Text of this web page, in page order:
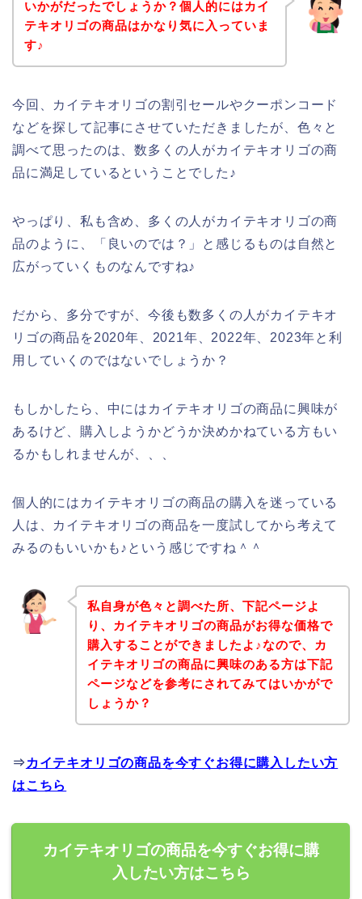
いかがだったでしょうか？個人的にはカイ
テキオリゴの商品はかなり気に入っていま
す♪
今回、カイテキオリゴの割引セールやクーポンコード
などを探して記事にさせていただきましたが、色々と
調べて思ったのは、数多くの人がカイテキオリゴの商
品に満足しているということでした♪
やっぱり、私も含め、多くの人がカイテキオリゴの商
品のように、「良いのでは？」と感じるものは自然と
広がっていくものなんですね♪
だから、多分ですが、今後も数多くの人がカイテキオ
リゴの商品を2020年、2021年、2022年、2023年と利
用していくのではないでしょうか？
もしかしたら、中にはカイテキオリゴの商品に興味が
あるけど、購入しようかどうか決めかねている方もい
るかもしれませんが、、、
個人的にはカイテキオリゴの商品の購入を迷っている
人は、カイテキオリゴの商品を一度試してから考えて
みるのもいいかも♪という感じですね＾＾
私自身が色々と調べた所、下記ページよ
り、カイテキオリゴの商品がお得な価格で
購入することができましたよ♪なので、カ
イテキオリゴの商品に興味のある方は下記
ページなどを参考にされてみてはいかがで
しょうか？
⇒ カイテキオリゴの商品を今すぐお得に購入したい方
はこちら
カイテキオリゴの商品を今すぐお得に購
入したい方はこちら